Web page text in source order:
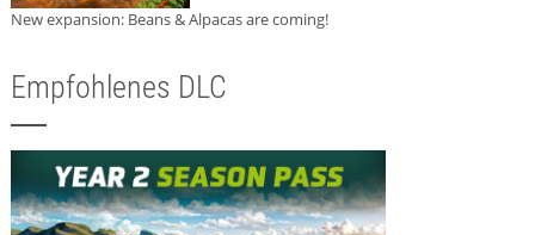
New expansion: Beans & Alpacas are coming!
Empfohlenes DLC